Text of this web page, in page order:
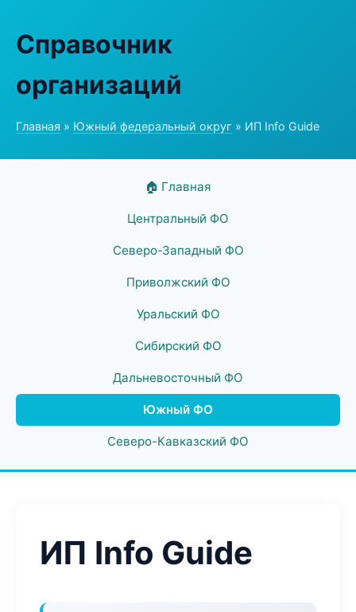
Справочник
организаций
Главная » Южный федеральный округ » ИП Info Guide
🏠 Главная
Центральный ФО
Северо-Западный ФО
Приволжский ФО
Уральский ФО
Сибирский ФО
Дальневосточный ФО
Южный ФО
Северо-Кавказский ФО
ИП Info Guide